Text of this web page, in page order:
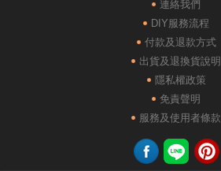
POLONE1純棉短袖POLO
連絡我們
DIY服務流程
付款及退款方式
出貨及退換貨說明
隱私權政策
免責聲明
服務及使用者條款